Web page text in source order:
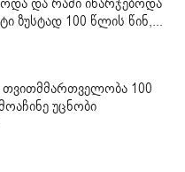
ზუსტად 100 წლის წინ,...
100
უცნობი